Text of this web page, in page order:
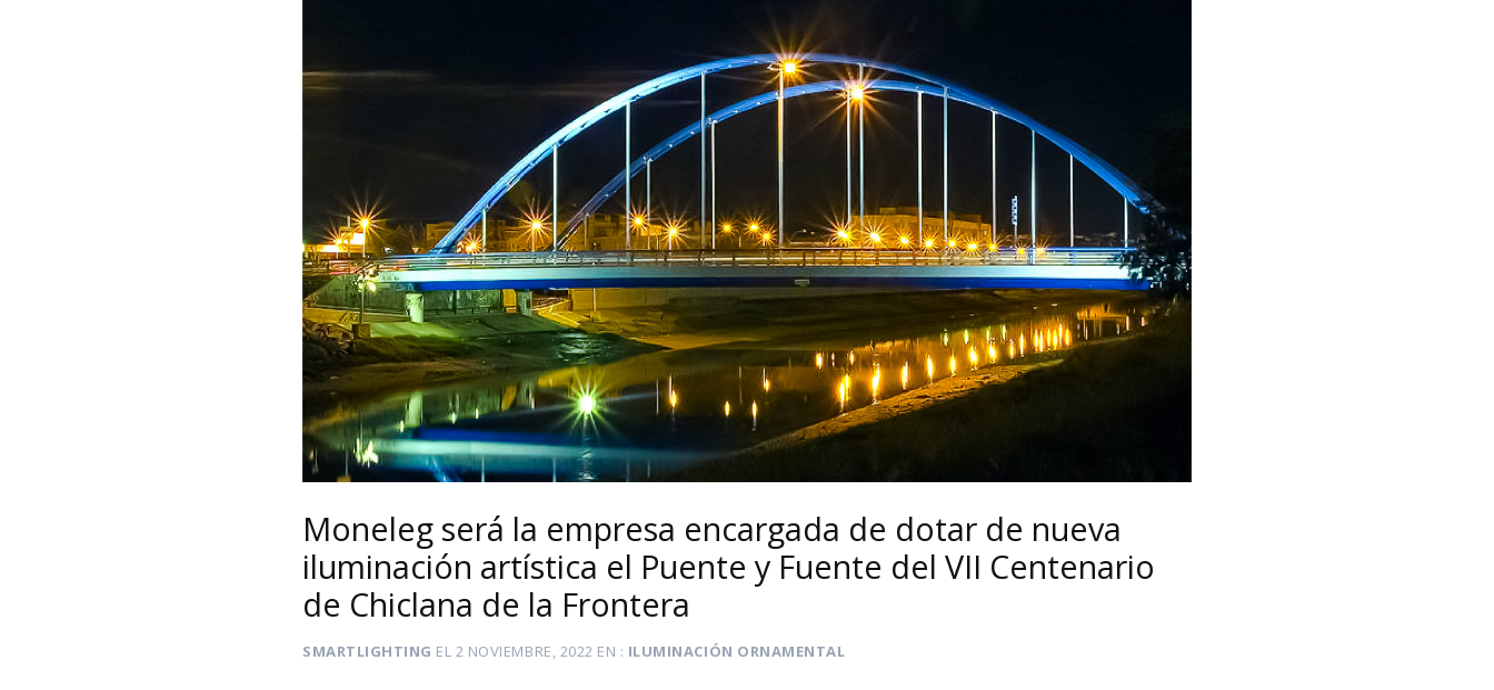
Moneleg será la empresa encargada de dotar de nueva
iluminación artística el Puente y Fuente del VII Centenario
de Chiclana de la Frontera
SMARTLIGHTING EL 2 NOVIEMBRE, 2022 EN ILUMINACIÓN ORNAMENTAL